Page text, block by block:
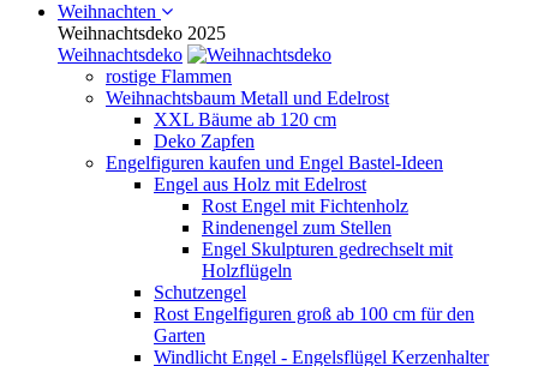
Weihnachten
Weihnachtsdeko 2025
Weihnachtsdeko
rostige Flammen
Weihnachtsbaum Metall und Edelrost
XXL Bäume ab 120 cm
Deko Zapfen
Engelfiguren kaufen und Engel Bastel-Ideen
Engel aus Holz mit Edelrost
Rost Engel mit Fichtenholz
Rindenengel zum Stellen
Engel Skulpturen gedrechselt mit
Holzflügeln
Schutzengel
Rost Engelfiguren groß ab 100 cm für den
Garten
Windlicht Engel - Engelsflügel Kerzenhalter